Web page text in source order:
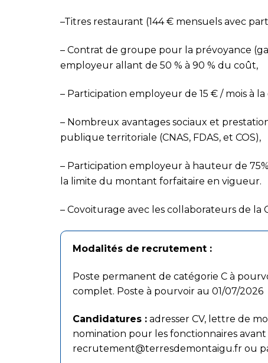
–Titres restaurant (144 € mensuels avec
– Contrat de groupe pour la prévoyance
employeur allant de 50 % à 90 % du coût,
– Participation employeur de 15 € / mois à
– Nombreux avantages sociaux et
publique territoriale (CNAS, FDAS, et COS),
– Participation employeur à hauteur de
la limite du montant forfaitaire en vigueur.
– Covoiturage avec les collaborateurs de la
Modalités de recrutement :
Poste permanent de catégorie C à
complet. Poste à pourvoir au 01/07/2026
Candidatures : adresser CV, lettre de
nomination pour les fonctionnaires
recrutement@terresdemontaigu.fr ou